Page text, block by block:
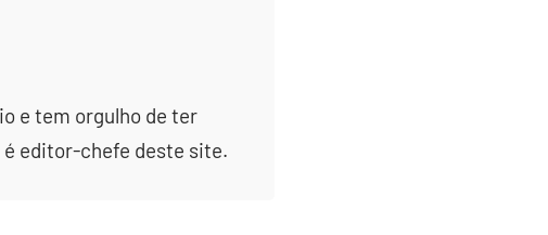
e tem orgulho de ter
é editor-chefe deste site.